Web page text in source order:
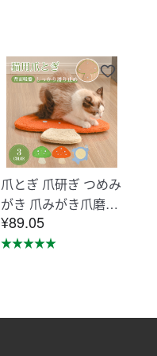
爪とぎ 爪研ぎ つめみ
がき 爪みがき爪磨き
猫用品ペット用品
【オレンジ】TX2964
¥89.05